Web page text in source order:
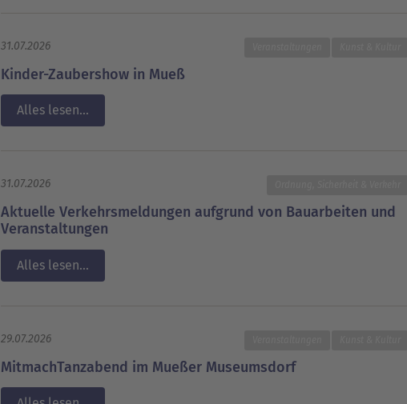
31.07.2026
Kinder-Zaubershow in Mueß
Alles lesen...
31.07.2026
Aktuelle Verkehrsmeldungen aufgrund von Bauarbeiten und
Veranstaltungen
Alles lesen...
29.07.2026
MitmachTanzabend im Mueßer Museumsdorf